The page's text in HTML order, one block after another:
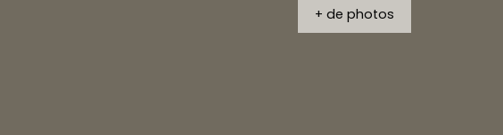
+ de photos